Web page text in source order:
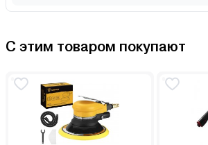
С этим товаром покупают